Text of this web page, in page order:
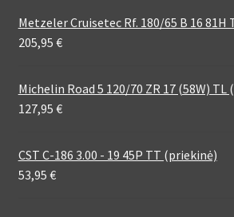
Metzeler Cruisetec Rf. 180/65 B 16 81H
205,95 €
Michelin Road 5 120/70 ZR 17 (58W) TL
127,95 €
CST C-186 3.00 - 19 45P TT (priekinė)
53,95 €